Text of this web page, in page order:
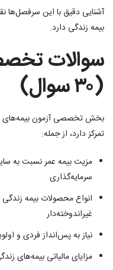
آشنایی دقیق با این
بیمه زندگی دارد.
سوالات
(۳۰ سوال)
بخش تخصصی آزمون بیمه‌های
تمرکز دارد، از جمله:
مزیت بیمه عمر نسبت به
سرمایه‌گذاری
انواع محصولات بیمه
غیراندوخته‌دار
نیاز به پس‌انداز فردی و
مزایای مالیاتی بیمه‌های